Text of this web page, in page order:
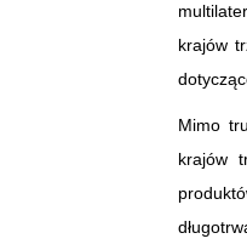
krajów
Mimo
krajów